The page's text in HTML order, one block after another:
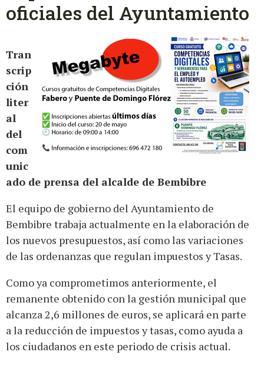
oficiales del Ayuntamiento
Tran
scrip
ción
liter
al
del
com
unic
ado de prensa del alcalde de Bembibre
El equipo de gobierno del Ayuntamiento de
Bembibre trabaja actualmente en la elaboración de
los nuevos presupuestos, así como las variaciones
de las ordenanzas que regulan impuestos y Tasas.
Como ya comprometimos anteriormente, el
remanente obtenido con la gestión municipal que
alcanza 2,6 millones de euros, se aplicará en parte
a la reducción de impuestos y tasas, como ayuda a
los ciudadanos en este periodo de crisis actual.